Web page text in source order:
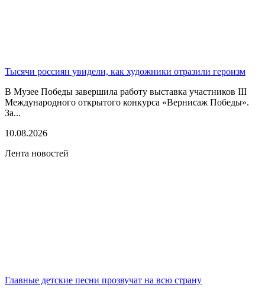
Тысячи россиян увидели, как художники отразили героизм
В Музее Победы завершила работу выставка участников III
Международного открытого конкурса «Вернисаж Победы».
За...
10.08.2026
Лента новостей
Главные детские песни прозвучат на всю страну